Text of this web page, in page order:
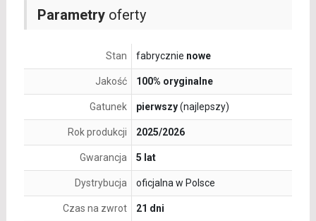
Parametryoferty
Stan fabrycznie nowe
Jakość 100% oryginalne
Gatunek pierwszy(najlepszy)
Rok produkcji 2025/2026
Gwarancja 5 lat
Dystrybucja oficjalna w Polsce
Czas na zwrot 21 dni